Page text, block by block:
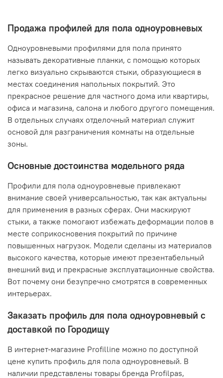
Продажа профилей для пола одноуровневых
Одноуровневыми профилями для пола принято
называть декоративные планки, с помощью которых
легко визуально скрываются стыки, образующиеся в
местах соединения напольных покрытий. Это
прекрасное решение для частного дома или квартиры,
офиса и магазина, салона и любого другого помещения.
В отдельных случаях отделочный материал служит
основой для разграничения комнаты на отдельные
зоны.
Основные достоинства модельного ряда
Профили для пола одноуровневые привлекают
внимание своей универсальностью, так как актуальны
для применения в разных сферах. Они маскируют
стыки, а также помогают избежать деформации полов в
месте соприкосновения покрытий по причине
повышенных нагрузок. Модели сделаны из материалов
высокого качества, которые имеют презентабельный
внешний вид и прекрасные эксплуатационные свойства.
Вот почему они безупречно смотрятся в современных
интерьерах.
Заказать профиль для пола одноуровневый с
доставкой по Городищу
В интернет-магазине Profilline можно по доступной
цене купить профиль для пола одноуровневый. В
наличии представлены товары бренда Profilpas,